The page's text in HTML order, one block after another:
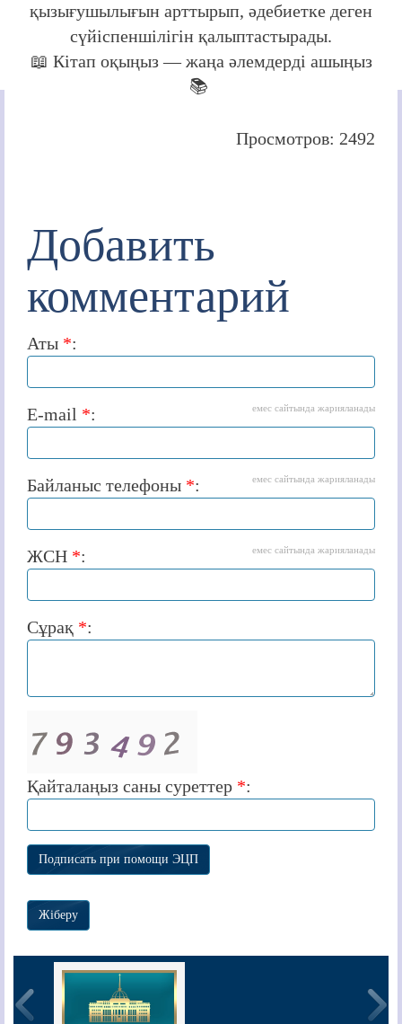
қызығушылығын арттырып, әдебиетке деген
сүйіспеншілігін қалыптастырады.
📖 Кітап оқыңыз — жаңа әлемдерді ашыңыз
📚
Просмотров: 2492
Добавить
комментарий
Аты *:
E-mail *: емес сайтында жарияланады
Байланыс телефоны *: емес сайтында жарияланады
ЖСН *: емес сайтында жарияланады
Сұрақ *:
Қайталаңыз саны суреттер *: